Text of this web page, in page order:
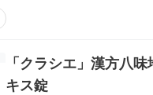
「クラシエ」漢方八
キス錠